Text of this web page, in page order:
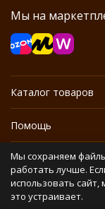
Мы на
Каталог товаров
Помощь
Информация
Политика
Мы сохраняем
работать лучше.
использовать сайт,
это устраивает.